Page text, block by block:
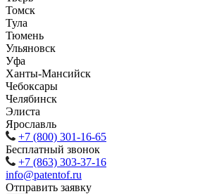
Томск
Тула
Тюмень
Ульяновск
Уфа
Ханты-Мансийск
Чебоксары
Челябинск
Элиста
Ярославль
+7 (800) 301-16-65
Бесплатный звонок
+7 (863) 303-37-16
info@patentof.ru
Отправить заявку